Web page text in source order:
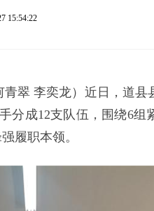
15:54:22
青翠 李奕龙）近日，道县
分成12支队伍，围绕6
履职本领。